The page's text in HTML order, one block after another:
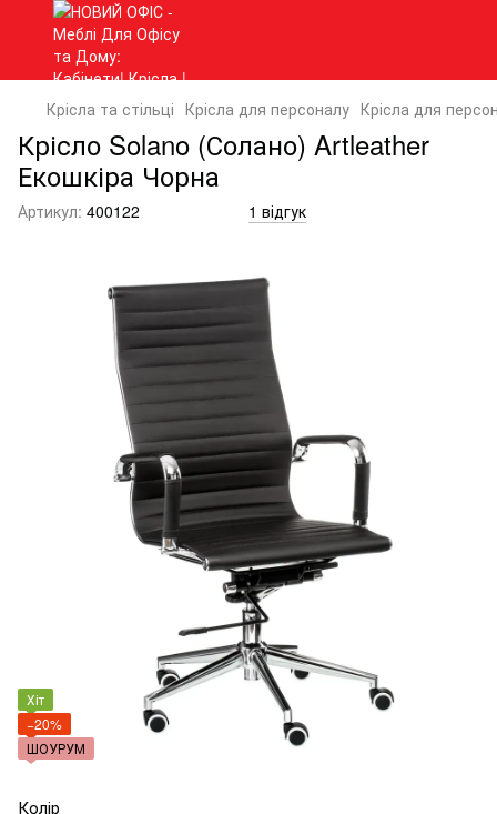
Крісла та стільці Крісла для персоналу Крісла для
Крісло Solano (Солано) Artleather
Екошкіра Чорна
Артикул: 400122 1 відгук
Хіт
−20%
ШОУРУМ
Колір